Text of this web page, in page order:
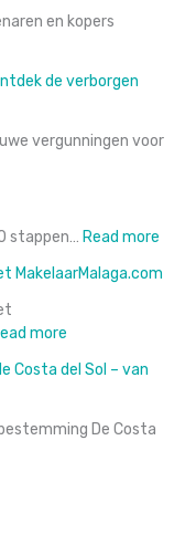
en kopers
de verborgen
vergunningen voor
stappen… Read more
in
MakelaarMalaga.com
more
Spanje
Uw
Costa del Sol – van
De Costa